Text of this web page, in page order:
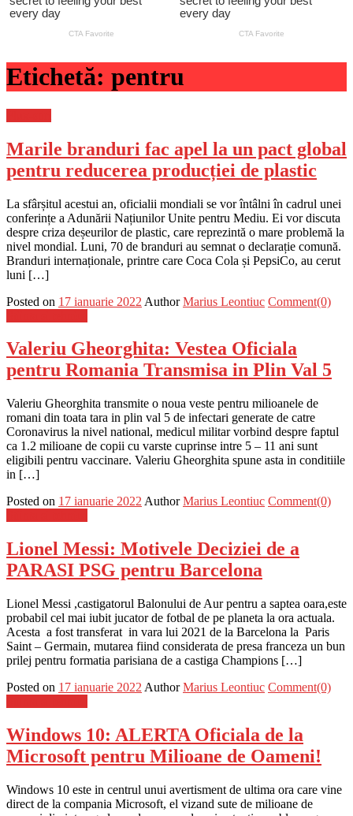
Etichetă: pentru
Marile branduri fac apel la un pact global
pentru reducerea producției de plastic
La sfârșitul acestui an, oficialii mondiali se vor întâlni în cadrul unei
conferințe a Adunării Națiunilor Unite pentru Mediu. Ei vor discuta
despre criza deșeurilor de plastic, care reprezintă o mare problemă la
nivel mondial. Luni, 70 de branduri au semnat o declarație comună.
Branduri internaționale, printre care Coca Cola și PepsiCo, au cerut
luni […]
Posted on 17 ianuarie 2022 Author Marius Leontiuc Comment(0)
Valeriu Gheorghita: Vestea Oficiala
pentru Romania Transmisa in Plin Val 5
Valeriu Gheorghita transmite o noua veste pentru milioanele de
romani din toata tara in plin val 5 de infectari generate de catre
Coronavirus la nivel national, medicul militar vorbind despre faptul
ca 1.2 milioane de copii cu varste cuprinse intre 5 – 11 ani sunt
eligibili pentru vaccinare. Valeriu Gheorghita spune asta in conditiile
in […]
Posted on 17 ianuarie 2022 Author Marius Leontiuc Comment(0)
Lionel Messi: Motivele Deciziei de a
PARASI PSG pentru Barcelona
Lionel Messi ,castigatorul Balonului de Aur pentru a saptea oara,este
probabil cel mai iubit jucator de fotbal de pe planeta la ora actuala.
Acesta a fost transferat in vara lui 2021 de la Barcelona la Paris
Saint – Germain, mutarea fiind considerata de presa franceza un bun
prilej pentru formatia parisiana de a castiga Champions […]
Posted on 17 ianuarie 2022 Author Marius Leontiuc Comment(0)
Windows 10: ALERTA Oficiala de la
Microsoft pentru Milioane de Oameni!
Windows 10 este in centrul unui avertisment de ultima ora care vine
direct de la compania Microsoft, el vizand sute de milioane de